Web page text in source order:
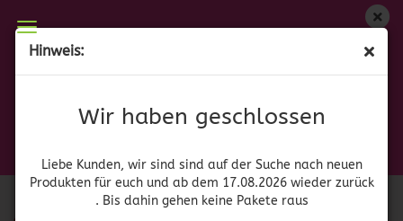
Hinweis:
Wir haben geschlossen
Liebe Kunden, wir sind sind auf der Suche nach neuen
Produkten für euch und ab dem 17.08.2026 wieder zurück
. Bis dahin gehen keine Pakete raus
Wir haben geschlossen
zurück. Bis dahin gehen keine Pakete raus
Das Team von Delicious Food and Drinks
Tequileria Corralejo
Sortieren nach
Sortieren nach 64 pro Seite
pro Seite